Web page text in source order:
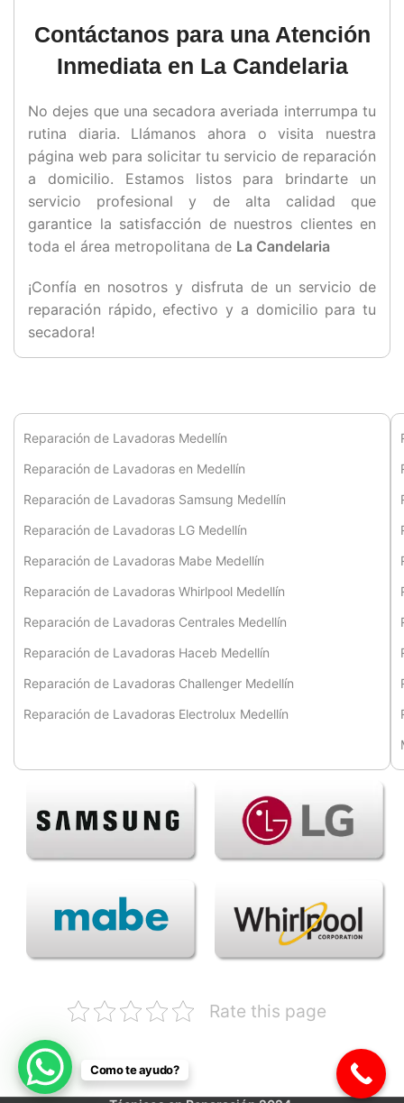
Contáctanos para una Atención
Inmediata en La Candelaria
No dejes que una secadora averiada interrumpa tu
rutina diaria. Llámanos ahora o visita nuestra
página web para solicitar tu servicio de reparación
a domicilio. Estamos listos para brindarte un
servicio profesional y de alta calidad que
garantice la satisfacción de nuestros clientes en
toda el área metropolitana de La Candelaria
¡Confía en nosotros y disfruta de un servicio de
reparación rápido, efectivo y a domicilio para tu
secadora!
Reparación de Lavadoras Medellín
Reparación de Lavadoras en Medellín
Reparación de Lavadoras Samsung Medellín
Reparación de Lavadoras LG Medellín
Reparación de Lavadoras Mabe Medellín
Reparación de Lavadoras Whirlpool Medellín
Reparación de Lavadoras Centrales Medellín
Reparación de Lavadoras Haceb Medellín
Reparación de Lavadoras Challenger Medellín
Reparación de Lavadoras Electrolux Medellín
Rate this page
Como te ayudo?